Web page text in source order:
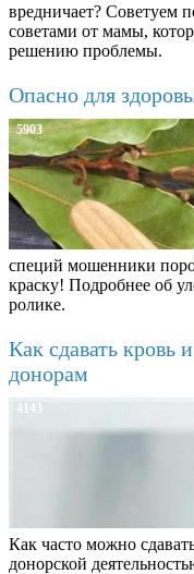
вредничает? Советуем
советами от мамы,
решению проблемы.
Опасно для
5903
специй мошенники
краску! Подробнее об
ролике.
Как сдавать кровь
донорам
4143
Как часто можно
донорской